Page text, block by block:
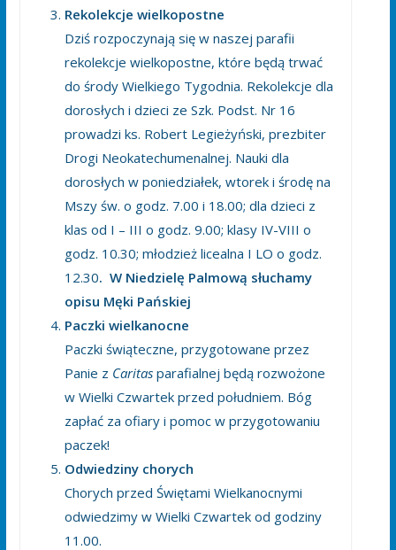
Rekolekcje wielkopostne
Dziś rozpoczynają się w naszej parafii
rekolekcje wielkopostne, które będą trwać
do środy Wielkiego Tygodnia. Rekolekcje dla
dorosłych i dzieci ze Szk. Podst. Nr 16
prowadzi ks. Robert Legieżyński, prezbiter
Drogi Neokatechumenalnej. Nauki dla
dorosłych w poniedziałek, wtorek i środę na
Mszy św. o godz. 7.00 i 18.00; dla dzieci z
klas od I – III o godz. 9.00; klasy IV-VIII o
godz. 10.30; młodzież licealna I LO o godz.
12.30. W Niedzielę Palmową słuchamy
opisu Męki Pańskiej
Paczki wielkanocne
Paczki świąteczne, przygotowane przez
Panie z Caritasparafialnej będą rozwożone
w Wielki Czwartek przed południem. Bóg
zapłać za ofiary i pomoc w przygotowaniu
paczek!
Odwiedziny chorych
Chorych przed Świętami Wielkanocnymi
odwiedzimy w Wielki Czwartek od godziny
11.00.